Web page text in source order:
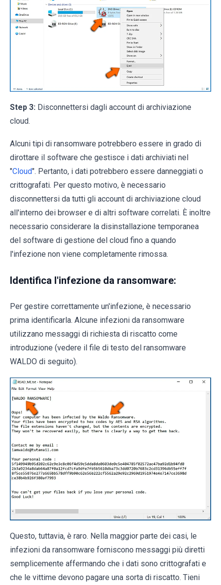
Step 3: Disconnettersi dagli account di archiviazione
cloud.
Alcuni tipi di ransomware potrebbero essere in grado di
dirottare il software che gestisce i dati archiviati nel
"Cloud". Pertanto, i dati potrebbero essere danneggiati o
crittografati. Per questo motivo, è necessario
disconnettersi da tutti gli account di archiviazione cloud
all'interno dei browser e di altri software correlati. È inoltre
necessario considerare la disinstallazione temporanea
del software di gestione del cloud fino a quando
l'infezione non viene completamente rimossa.
Identifica l'infezione da ransomware:
Per gestire correttamente un'infezione, è necessario
prima identificarla. Alcune infezioni da ransomware
utilizzano messaggi di richiesta di riscatto come
introduzione (vedere il file di testo del ransomware
WALDO di seguito).
Questo, tuttavia, è raro. Nella maggior parte dei casi, le
infezioni da ransomware forniscono messaggi più diretti
semplicemente affermando che i dati sono crittografati e
che le vittime devono pagare una sorta di riscatto. Tieni